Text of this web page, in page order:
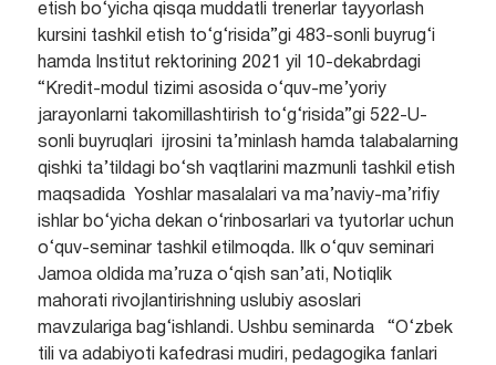
etish bo‘yicha qisqa muddatli trenerlar tayyorlash
kursini tashkil etish to‘g‘risida”gi 483-sonli buyrug‘i
hamda Institut rektorining 2021 yil 10-dekabrdagi
“Kredit-modul tizimi asosida o‘quv-me’yoriy
jarayonlarni takomillashtirish to‘g‘risida”gi 522-U-
sonli buyruqlari ijrosini ta’minlash hamda talabalarning
qishki ta’tildagi bo‘sh vaqtlarini mazmunli tashkil etish
maqsadida Yoshlar masalalari va ma’naviy-ma’rifiy
ishlar bo‘yicha dekan o‘rinbosarlari va tyutorlar uchun
o‘quv-seminar tashkil etilmoqda.
Ilk o‘quv seminari
Jamoa oldida ma’ruza o‘qish san’ati, Notiqlik
mahorati rivojlantirishning uslubiy asoslari
mavzulariga bag‘ishlandi. Ushbu seminarda “O‘zbek
tili va adabiyoti kafedrasi mudiri, pedagogika fanlari